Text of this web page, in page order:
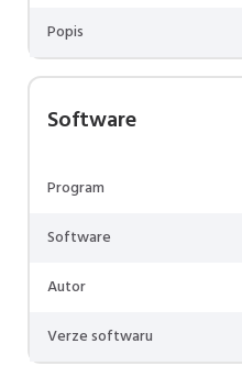
Popis
Software
Program
Software
Autor
Verze softwaru